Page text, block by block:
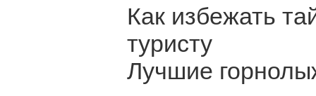
Как избежать
туристу
Лучшие